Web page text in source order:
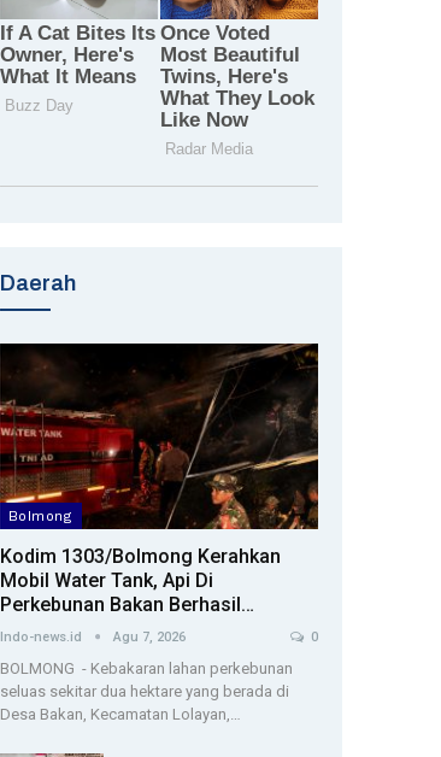
Daerah
Bolmong
Kodim 1303/Bolmong Kerahkan
Mobil Water Tank, Api Di
Perkebunan Bakan Berhasil…
Indo-news.id Agu 7, 2026 0
BOLMONG - Kebakaran lahan perkebunan
seluas sekitar dua hektare yang berada di
Desa Bakan, Kecamatan Lolayan,…